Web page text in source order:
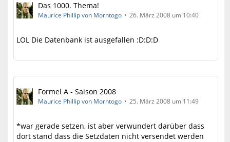
Das 1000. Thema!
Maurice Phillip von Morntogo 26. März 2008 um 10:40
LOL Die Datenbank ist ausgefallen :D:D:D
Formel A - Saison 2008
Maurice Phillip von Morntogo 25. März 2008 um 11:49
*war gerade setzen, ist aber verwundert darüber dass
dort stand dass die Setzdaten nicht versendet werden